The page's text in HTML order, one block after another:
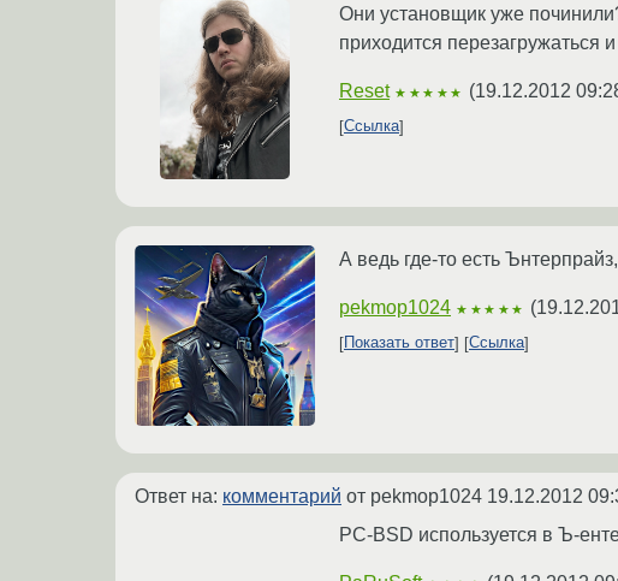
Они установщик уже
приходится перезагружаться
Reset ★★★★★ (19.12.2012
Ссылка
А ведь где-то есть
pekmop1024 ★★★★★ (
Показать ответ Ссылка
Ответ на: комментарий от pekmop1024 19.12.2012
PC-BSD используется в Ъ-